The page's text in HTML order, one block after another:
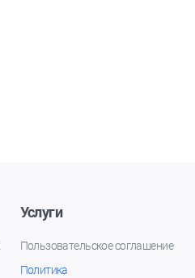
Услуги
Пользовательское соглашение
Политика